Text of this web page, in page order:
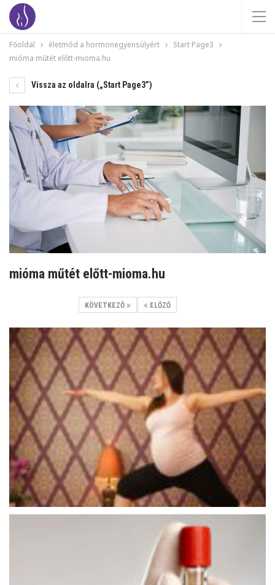
Főoldal életmód a hormonegyensúlyért
Start Page3
mióma műtét előtt-mioma.hu
Vissza az oldalra („Start Page3”)
mióma műtét előtt-mioma.hu
KÖVETKEZŐ ELŐZŐ